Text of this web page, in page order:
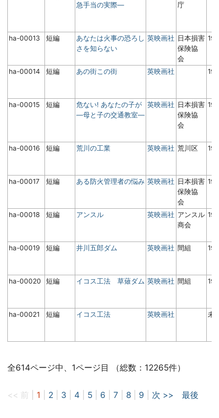
急手当の実際―
庁
ha-00013 短編
あなたは火事の恐ろし
さを知らない
英映画社 日本損害
保険協
会
ha-00014 短編 あの街この街 英映画社
ha-00015 短編
危ない! あなたの子が
―母と子の交通教室―
英映画社 日本損害
保険協
会
ha-00016 短編 荒川の工業 英映画社 荒川区
ha-00017 短編 ある防火管理者の悩み 英映画社 日本損害
保険協
会
ha-00018 短編 アンスル 英映画社 アンスル
商会
ha-00019 短編 井川五郎ダム 英映画社 間組
ha-00020 短編 イコス工法 草薙ダム 英映画社 間組
ha-00021 短編 イコス工法 英映画社 未
全614ページ中、1ページ目 （総数：12265件）
<< 前 1 2 3 4 5 6 7 8 9 次 >> 最後